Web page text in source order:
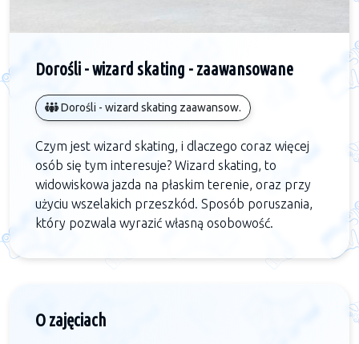
Dorośli - wizard skating - zaawansowane
Dorośli - wizard skating zaawansow.
Czym jest wizard skating, i dlaczego coraz więcej
osób się tym interesuje? Wizard skating, to
widowiskowa jazda na płaskim terenie, oraz przy
użyciu wszelakich przeszkód. Sposób poruszania,
który pozwala wyrazić własną osobowość.
O zajęciach